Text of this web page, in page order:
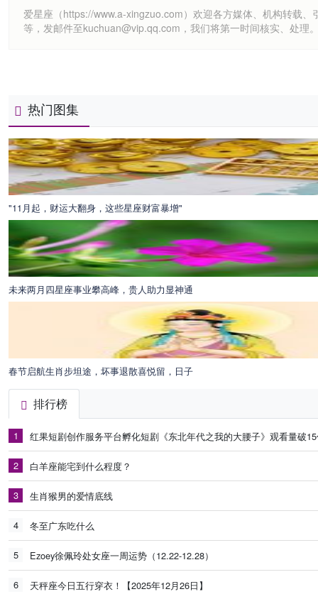
爱星座（https://www.a-xingzuo.com）欢迎各方媒体、机构转载
等，发邮件至kuchuan@vip.qq.com，我们将第一时间核实、处理
热门图集
"11月起，财运大翻身，这些星座财富暴增"
未来两月四星座事业攀高峰，贵人助力显神通
春节启航生肖步坦途，坏事退散喜悦留，日子
排行榜
1 红果短剧创作服务平台孵化短剧《东北年代之我的大腰子》观看量破
2 白羊座能宅到什么程度？
3 生肖猴男的爱情底线
4 冬至广东吃什么
5 Ezoey徐佩玲处女座一周运势（12.22-12.28）
6 天秤座今日五行穿衣！【2025年12月26日】